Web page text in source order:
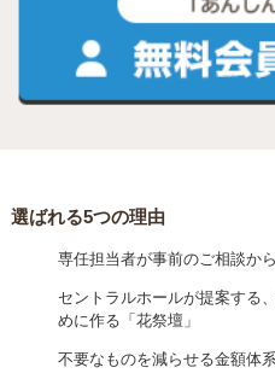
選ばれる5つの理由
専任担当者が事前のご相談か
セントラルホールが提案する
めに作る「花祭壇」
不要なものを減らせる金額体